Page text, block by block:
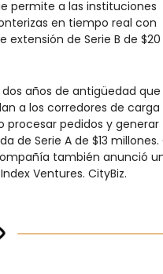
permite a las instituciones
en tiempo real con
de Serie B de $20
años de antigüedad
a los corredores de carga
pedidos y generar
de Serie A de $13
también anunció
Ventures. CityBiz.